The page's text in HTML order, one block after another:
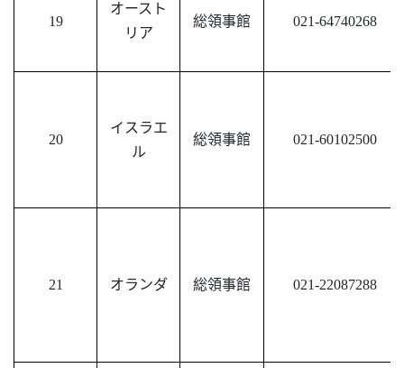
19
オースト
リア
総領事館 021-64740268
20
イスラエ
ル
総領事館 021-60102500
21 オランダ 総領事館 021-22087288